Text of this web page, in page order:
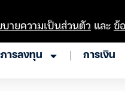
ารลงทุน การเงิน
บายความเป็นส่วนตัว และข้